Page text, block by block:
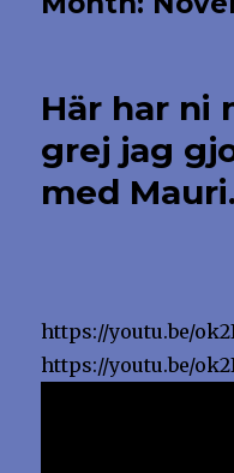
Här har ni
grej jag
med Mauri.
https://youtu.be/
https://youtu.be/